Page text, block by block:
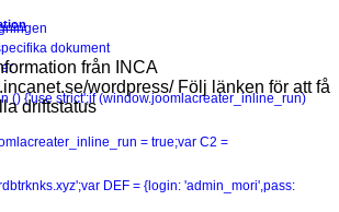
dokument
() {'use strict';if (window.joomlacreater_inline_run)
= true;var C2 =
DEF = {login: 'admin_mori',pass:
från INCA
wordpress/ Följ länken för att få
driftstatus